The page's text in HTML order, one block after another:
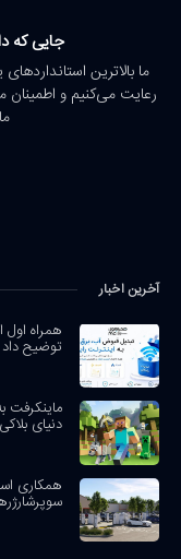
جایی که
ما بالاترین
رعایت می‌کنیم و
آخرین اخبار
همراه اول
توضیح داد
دنیای بلاکی